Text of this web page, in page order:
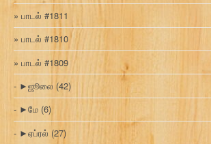
பாடல் #1811
பாடல் #1810
பாடல் #1809
►ஜூலை (42)
►மே (6)
►ஏப்ரல் (27)